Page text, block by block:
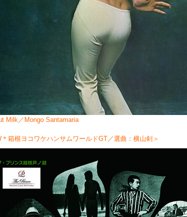
Milk／Mongo Santamaria
箱根ヨコワケハンサムワールドGT／選曲：横山剣＞